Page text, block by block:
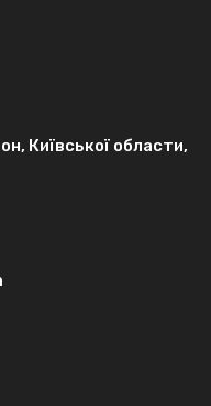
Київської области,